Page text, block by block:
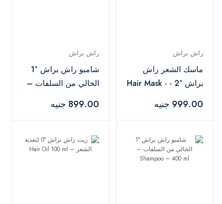
راش براش
ماسك الشعر راش
براش °2 - Hair Mask -
999.00 جنيه
راش براش
شامبو راش براش °1
الخالي من السلفات –
899.00 جنيه